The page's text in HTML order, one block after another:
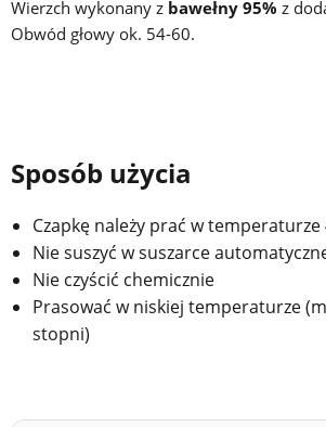
Wierzch wykonany z bawełny 95% z
Obwód głowy ok. 54-60.
Sposób użycia
Czapkę należy prać w
Nie suszyć w suszarce
Nie czyścić chemicznie
Prasować w niskiej temperaturze
stopni)